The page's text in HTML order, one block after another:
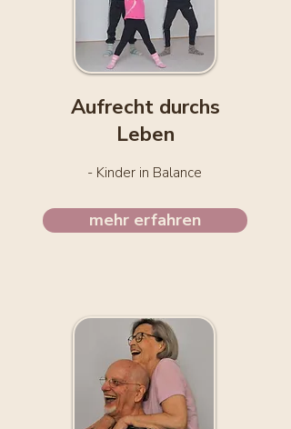
Aufrecht durchs
Leben
- Kinder in Balance
mehr erfahren